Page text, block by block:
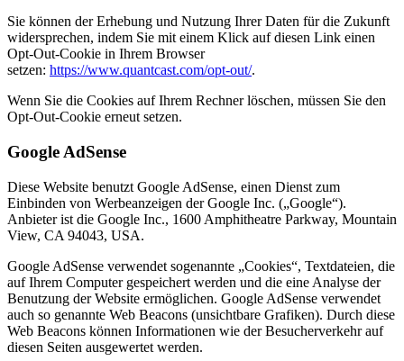
Sie können der Erhebung und Nutzung Ihrer Daten für die Zukunft
widersprechen, indem Sie mit einem Klick auf diesen Link einen
Opt-Out-Cookie in Ihrem Browser
setzen: https://www.quantcast.com/opt-out/.
Wenn Sie die Cookies auf Ihrem Rechner löschen, müssen Sie den
Opt-Out-Cookie erneut setzen.
Google AdSense
Diese Website benutzt Google AdSense, einen Dienst zum
Einbinden von Werbeanzeigen der Google Inc. („Google“).
Anbieter ist die Google Inc., 1600 Amphitheatre Parkway, Mountain
View, CA 94043, USA.
Google AdSense verwendet sogenannte „Cookies“, Textdateien, die
auf Ihrem Computer gespeichert werden und die eine Analyse der
Benutzung der Website ermöglichen. Google AdSense verwendet
auch so genannte Web Beacons (unsichtbare Grafiken). Durch diese
Web Beacons können Informationen wie der Besucherverkehr auf
diesen Seiten ausgewertet werden.